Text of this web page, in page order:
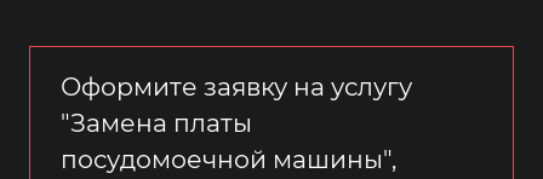
Оформите заявку на услугу
"Замена платы
посудомоечной машины",